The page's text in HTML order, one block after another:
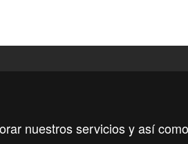
nuestros servicios y así